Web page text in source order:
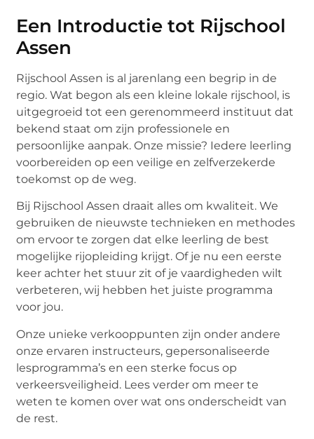
Een Introductie tot Rijschool
Assen
Rijschool Assen is al jarenlang een begrip in de
regio. Wat begon als een kleine lokale rijschool, is
uitgegroeid tot een gerenommeerd instituut dat
bekend staat om zijn professionele en
persoonlijke aanpak. Onze missie? Iedere leerling
voorbereiden op een veilige en zelfverzekerde
toekomst op de weg.
Bij Rijschool Assen draait alles om kwaliteit. We
gebruiken de nieuwste technieken en methodes
om ervoor te zorgen dat elke leerling de best
mogelijke rijopleiding krijgt. Of je nu een eerste
keer achter het stuur zit of je vaardigheden wilt
verbeteren, wij hebben het juiste programma
voor jou.
Onze unieke verkooppunten zijn onder andere
onze ervaren instructeurs, gepersonaliseerde
lesprogramma’s en een sterke focus op
verkeersveiligheid. Lees verder om meer te
weten te komen over wat ons onderscheidt van
de rest.